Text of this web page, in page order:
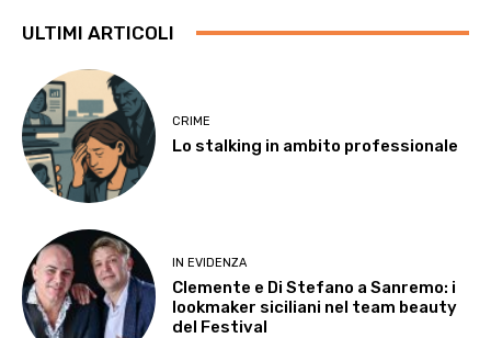
ULTIMI ARTICOLI
CRIME
Lo stalking in ambito professionale
IN EVIDENZA
Clemente e Di Stefano a Sanremo: i
lookmaker siciliani nel team beauty
del Festival